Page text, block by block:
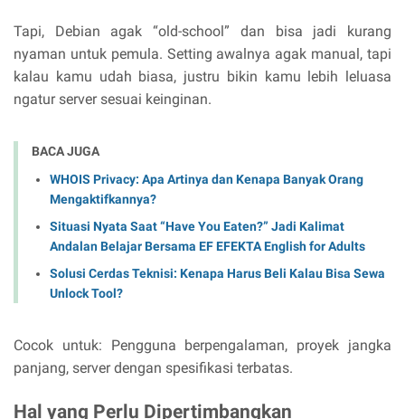
Tapi, Debian agak “old-school” dan bisa jadi kurang
nyaman untuk pemula. Setting awalnya agak manual, tapi
kalau kamu udah biasa, justru bikin kamu lebih leluasa
ngatur server sesuai keinginan.
BACA JUGA
WHOIS Privacy: Apa Artinya dan Kenapa Banyak Orang
Mengaktifkannya?
Situasi Nyata Saat “Have You Eaten?” Jadi Kalimat
Andalan Belajar Bersama EF EFEKTA English for Adults
Solusi Cerdas Teknisi: Kenapa Harus Beli Kalau Bisa Sewa
Unlock Tool?
Cocok untuk: Pengguna berpengalaman, proyek jangka
panjang, server dengan spesifikasi terbatas.
Hal yang Perlu Dipertimbangkan